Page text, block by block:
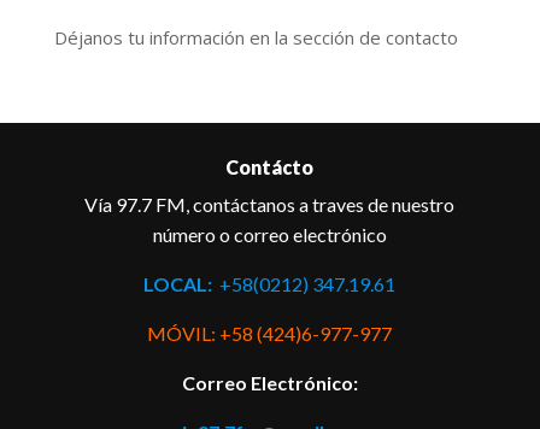
Déjanos tu información en la sección de contacto
Contácto
Vía 97.7 FM, contáctanos a traves de nuestro
número o correo electrónico
LOCAL: +58(0212) 347.19.61
MÓVIL: +58 (424)6-977-977
Correo Electrónico: